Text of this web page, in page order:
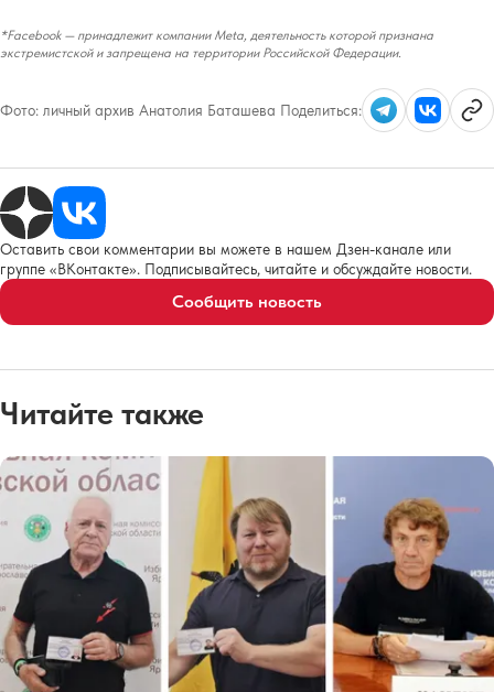
*Facebook — принадлежит компании Meta, деятельность которой признана
экстремистской и запрещена на территории Российской Федерации.
Фото: личный архив Анатолия Баташева Поделиться:
Оставить свои комментарии вы можете в нашем Дзен-канале или
группе «ВКонтакте». Подписывайтесь, читайте и обсуждайте новости.
Сообщить новость
Читайте также